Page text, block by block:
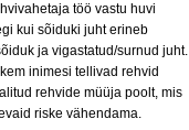
töö vastu huvi
kui sõiduki juht erineb
ja vigastatud/surnud juht.
inimesi tellivad rehvid
rehvide müüja poolt, mis
riske vähendama.